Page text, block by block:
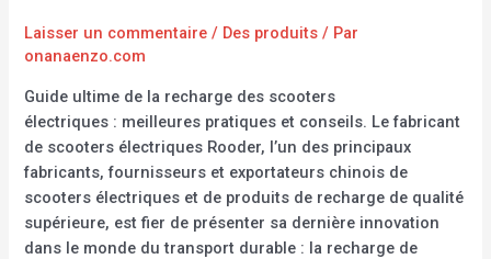
Laisser un commentaire / Des produits / Par
onanaenzo.com
Guide ultime de la recharge des scooters
électriques : meilleures pratiques et conseils. Le fabricant
de scooters électriques Rooder, l’un des principaux
fabricants, fournisseurs et exportateurs chinois de
scooters électriques et de produits de recharge de qualité
supérieure, est fier de présenter sa dernière innovation
dans le monde du transport durable : la recharge de